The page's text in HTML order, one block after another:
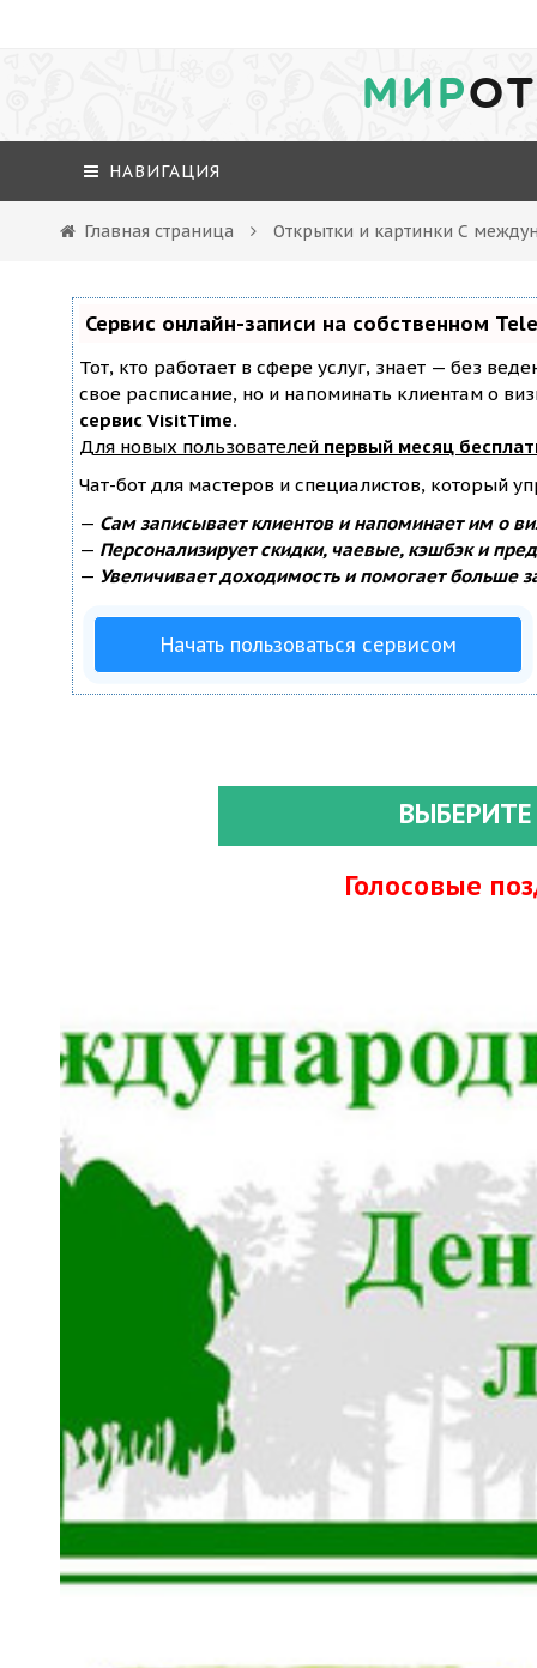
МИР
НАВИГАЦИЯ
Главная страница Открытки и картинки С
Сервис онлайн-записи на собственном
Тот, кто работает в сфере услуг, знает — без
свое расписание, но и напоминать клиентам о
сервис VisitTime.
Для новых пользователей первый месяц
Чат-бот для мастеров и специалистов, который
— Сам записывает клиентов и напоминает им о
— Персонализирует скидки, чаевые, кэшбэк и
— Увеличивает доходимость и помогает больше
Начать пользоваться сервисом
Голосовые